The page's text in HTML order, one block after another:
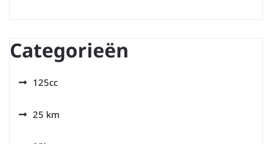
Categorieën
125cc
25 km